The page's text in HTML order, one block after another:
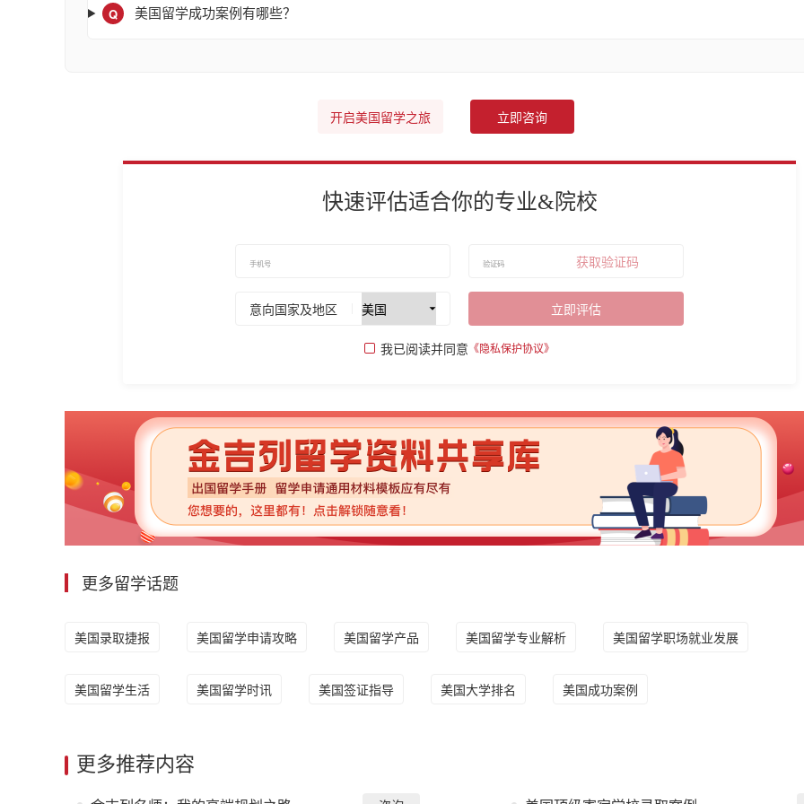
Q 美国留学成功案例有哪些？
开启美国留学之旅 立即咨询
快速评估适合你的专业&院校
获取验证码
意向国家及地区 立即评估
我已阅读并同意 《隐私保护协议》
更多留学话题
美国录取捷报 美国留学申请攻略 美国留学产品 美国留学专业解析 美国留学职场就业发展
美国留学生活 美国留学时讯 美国签证指导 美国大学排名 美国成功案例
更多推荐内容